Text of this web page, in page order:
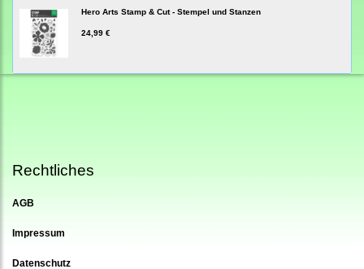
Hero Arts Stamp & Cut - Stempel und Stanzen
24,99 €
Rechtliches
AGB
Impressum
Datenschutz